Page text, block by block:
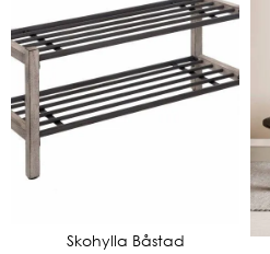
Skohylla Båstad